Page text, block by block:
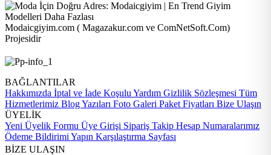
Modaicgiyim.com ( Magazakur.com ve ComNetSoft.Com)
Projesidir
BAĞLANTILAR
Hakkımızda İptal ve İade Koşulu Yardım Gizlilik Sözleşmesi Tüm
Hizmetlerimiz Blog Yazıları Foto Galeri Paket Fiyatları Bize Ulaşın
ÜYELİK
Yeni Üyelik Formu Üye Girişi Sipariş Takip Hesap Numaralarımız
Ödeme Bildirimi Yapın Karşılaştırma Sayfası
BİZE ULAŞIN